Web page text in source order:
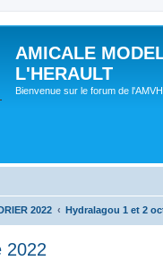
AMICALE
L'HERAULT
Bienvenue sur le forum de l'AMVH
2022 Hydralagou 1 et 2
2022